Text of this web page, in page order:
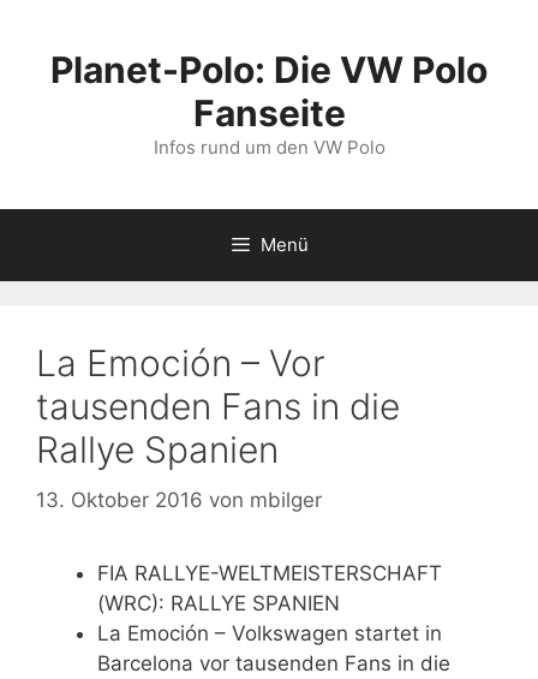
springenPlanet-Polo: Die VW Polo
Fanseite
Infos rund um den VW Polo
Menü
La Emoción – Vor
tausenden Fans in die
Rallye Spanien
13. Oktober 2016 von mbilger
FIA RALLYE-WELTMEISTERSCHAFT
(WRC): RALLYE SPANIEN
La Emoción – Volkswagen startet in
Barcelona vor tausenden Fans in die